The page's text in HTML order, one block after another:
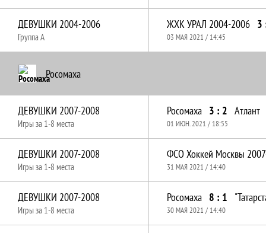
ДЕВУШКИ 2004-2006
Группа A
ЖХК УРАЛ 2004-2006 3
03 МАЯ 2021 / 14:45
Росомаха
ДЕВУШКИ 2007-2008
Игры за 1-8 места
Росомаха 3 : 2 Атлант
01 ИЮН. 2021 / 18:55
ДЕВУШКИ 2007-2008
Игры за 1-8 места 31 МАЯ 2021 / 14:40
ДЕВУШКИ 2007-2008
Игры за 1-8 места
Росомаха 8 : 1
30 МАЯ 2021 / 14:40